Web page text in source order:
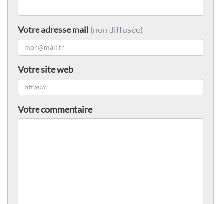
Votre adresse mail (non diffusée)
Votre site web
Votre commentaire